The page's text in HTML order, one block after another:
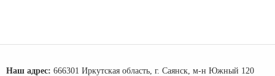
Наш адрес: 666301 Иркутская область, г. Саянск, м-н Южный 120